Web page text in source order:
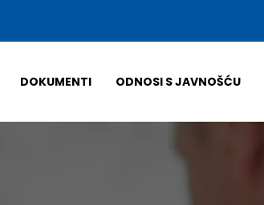
DOKUMENTI ODNOSI S JAVNOŠĆU